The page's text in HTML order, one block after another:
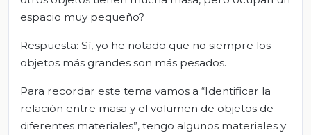
espacio muy pequeño?
Respuesta: Sí, yo he notado que no siempre los
objetos más grandes son más pesados.
Para recordar este tema vamos a “Identificar la
relación entre masa y el volumen de objetos de
diferentes materiales”, tengo algunos materiales y